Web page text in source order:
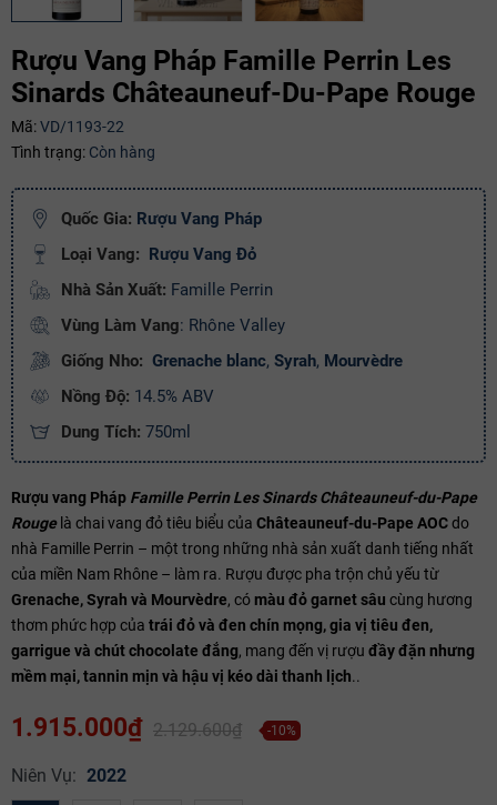
Rượu Vang Pháp Famille Perrin Les
Sinards Châteauneuf-Du-Pape Rouge
Mã:VD/1193-22
Tình trạng: Còn hàng
Quốc Gia: Rượu Vang Pháp
Loại Vang: Rượu Vang Đỏ
Nhà Sản Xuất: Famille Perrin
Vùng Làm Vang: Rhône Valley
Giống Nho: Grenache blanc, Syrah, Mourvèdre
Nồng Độ: 14.5% ABV
Dung Tích: 750ml
Rượu vang Pháp Famille Perrin Les Sinards Châteauneuf-du-Pape
Rougelà chai vang đỏ tiêu biểu của Châteauneuf-du-Pape AOCdo
nhà Famille Perrin – một trong những nhà sản xuất danh tiếng nhất
của miền Nam Rhône – làm ra. Rượu được pha trộn chủ yếu từ
Grenache, Syrah và Mourvèdre, có màu đỏ garnet sâu cùng hương
thơm phức hợp của trái đỏ và đen chín mọng, gia vị tiêu đen,
garrigue và chút chocolate đắng, mang đến vị rượu đầy đặn nhưng
mềm mại, tannin mịn và hậu vị kéo dài thanh lịch..
1.915.000₫ 2.129.600₫ -10%
Niên Vụ: 2022
Mã giảm giá:
Ngày hết hạn:
Điều kiện:
Copy mã và nhập mã ở trang THANH TOÁN